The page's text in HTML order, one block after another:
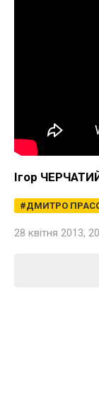
Ігор
ДМИТРО
28 квітня 2013,